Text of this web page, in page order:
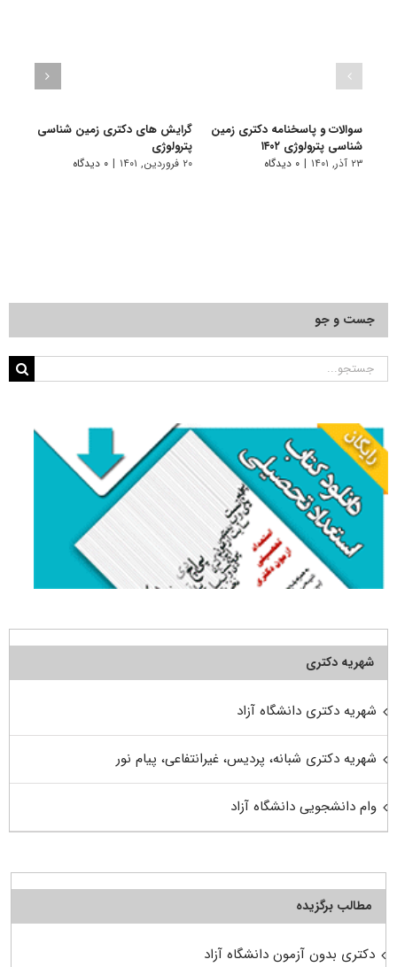
سوالات و پاسخنامه دکتری زمین
شناسی پترولوژی ۱۴۰۲
۲۳ آذر, ۱۴۰۱ | ۰ دیدگاه
گرایش های دکتری زمین شناسی
ﭘﺘﺮوﻟﻮژی
۲۰ فروردین, ۱۴۰۱ | ۰ دیدگاه
جست و جو
جستجو
شهریه دکتری
شهریه دکتری دانشگاه آزاد
شهریه دکتری شبانه، پردیس، غیرانتفاعی، پیام نور
وام دانشجویی دانشگاه آزاد
مطالب برگزیده
دکتری بدون آزمون دانشگاه آزاد